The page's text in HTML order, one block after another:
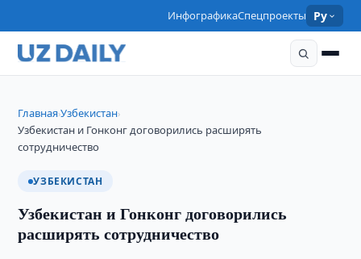
ИнфографикаСпецпроекты Ру
Главная›Узбекистан›
Узбекистан и Гонконг договорились расширять
сотрудничество
УЗБЕКИСТАН
Узбекистан и Гонконг договорились
расширять сотрудничество